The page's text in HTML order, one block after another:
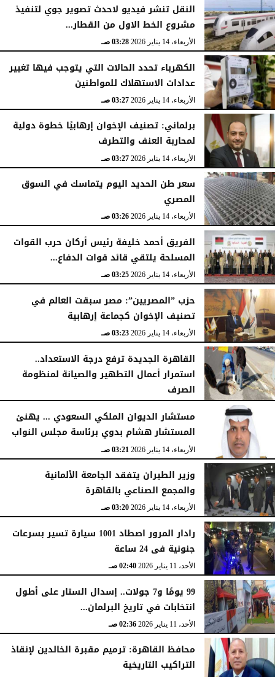
النقل تنشر فيديو لاحدث تصوير جوي لتنفيذ
مشروع الخط الاول من القطار...
الأربعاء، 14 يناير 2026 03:28 صـ
الكهرباء تحدد الحالات التي يتوجب فيها تغيير
عدادات الاستهلاك للمواطنين
الأربعاء، 14 يناير 2026 03:27 صـ
برلماني: تصنيف الإخوان إرهابيًا خطوة دولية
لمحاربة العنف والتطرف
الأربعاء، 14 يناير 2026 03:27 صـ
سعر طن الحديد اليوم يتماسك في السوق
المصري
الأربعاء، 14 يناير 2026 03:26 صـ
الفريق أحمد خليفة رئيس أركان حرب القوات
المسلحة يلتقي قائد قوات الدفاع...
الأربعاء، 14 يناير 2026 03:25 صـ
حزب ”المصريين”: مصر سبقت العالم في
تصنيف الإخوان كجماعة إرهابية
الأربعاء، 14 يناير 2026 03:23 صـ
القاهرة الجديدة ترفع درجة الاستعداد..
استمرار أعمال التطهير والصيانة لمنظومة
الصرف
مستشار الديوان الملكي السعودي ... يهنئ
المستشار هشام بدوي برئاسة مجلس النواب
الأربعاء، 14 يناير 2026 03:21 صـ
وزير الطيران يتفقد الجامعة الألمانية
والمجمع الصناعي بالقاهرة
الأربعاء، 14 يناير 2026 03:20 صـ
رادار المرور اصطاد 1001 سيارة تسير بسرعات
جنونية فى 24 ساعة
الأحد، 11 يناير 2026 02:40 صـ
99 يومًا و7 جولات.. إسدال الستار على أطول
انتخابات في تاريخ البرلمان...
الأحد، 11 يناير 2026 02:36 صـ
محافظ القاهرة: ترميم مقبرة الخالدين لإنقاذ
التراكيب التاريخية